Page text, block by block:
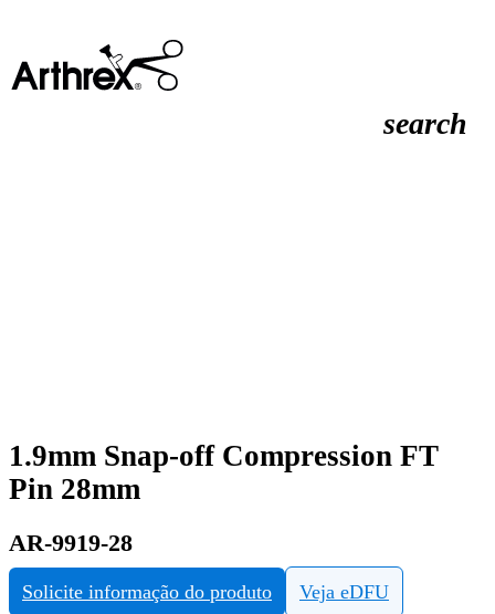
search
1.9mm Snap-off Compression FT
Pin 28mm
AR-9919-28
Solicite informação do produto Veja eDFU